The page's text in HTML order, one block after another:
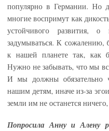
популярно в Германии. Но
многие воспримут как
устойчивого развития,
задумываться. К сожалению,
к нашей планете так, как
Нужно не забывать, что мы
И мы должны обязательно
нашим детям, иначе из-за
земли им не останется
Попросила Анну и Алену